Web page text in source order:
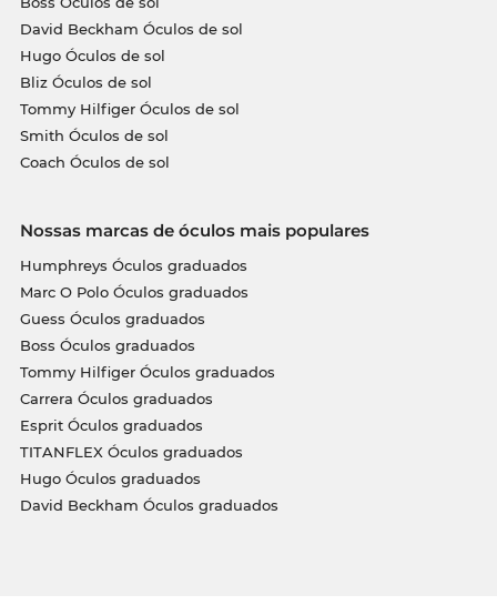
David Beckham Óculos de sol
Hugo Óculos de sol
Bliz Óculos de sol
Tommy Hilfiger Óculos de sol
Smith Óculos de sol
Coach Óculos de sol
Nossas marcas de óculos mais populares
Humphreys Óculos graduados
Marc O Polo Óculos graduados
Guess Óculos graduados
Boss Óculos graduados
Tommy Hilfiger Óculos graduados
Carrera Óculos graduados
Esprit Óculos graduados
TITANFLEX Óculos graduados
Hugo Óculos graduados
David Beckham Óculos graduados